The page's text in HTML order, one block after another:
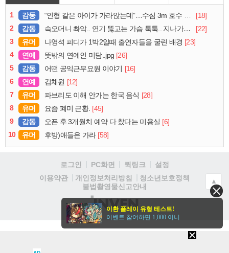
1 감동 “인형 같은 아이가 가라앉는데”…수심 3m 호수 뛰어든 60대 의인
[18]
2
감동 슥오더니 촤악.. 연기 뚫고는 가슴 툭툭.. 지나가던 아재의 정체
[22]
3
유머 나영석 피디가 1박2일때 출연자들을 굴린 배경 [23]
4
연예 뜻밖의 연예인 미담..jpg [26]
5
감동 어떤 공익근무요원 이야기
[16]
6
연예 김채원 [12]
7
유머 파브리도 이해 안가는 한국 음식 [28]
8
유머 요즘 폐미 근황. [45]
9
감동 오픈 후 3개월치 예약 다 찼다는 미용실 [6]
10
유머 후방)애들은 가라 [58]
로그인 PC화면 퀵링크
설정
이용약관
개인정보처리방침
청소년보호정책
불법촬영물신고안내
(주)
인
벤
▲
이환 플레이 유형 테스트!
이벤트 참여하면 1,000 이니